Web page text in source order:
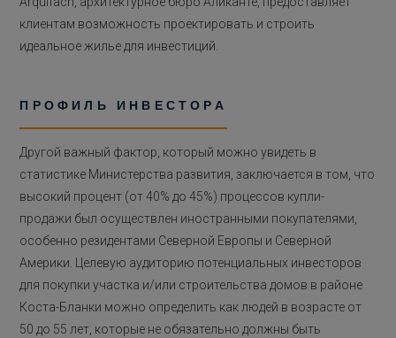
клиентам возможность проектировать и строить
идеальное жилье для инвестиций.
ПРОФИЛЬ ИНВЕСТОРА
Другой важный фактор, который можно увидеть в
статистике Министерства развития, заключается в том, что
высокий процент (от 40% до 45%) процессов купли-
продажи был осуществлен иностранными покупателями,
особенно резидентами Северной Европы и Северной
Америки. Целевую аудиторию потенциальных инвесторов
для покупки участка и/или строительства домов в районе
Коста-Бланки можно определить как людей в возрасте от
50 до 55 лет, которые не обязательно должны быть